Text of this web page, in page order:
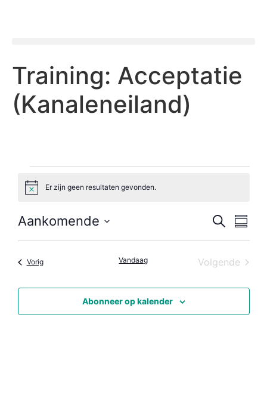
Training: Acceptatie
(Kanaleneiland)
BerichtEr zijn geen resultaten gevonden.
en
Zoeken
Aankomende
datum
VorigEvenementen Vandaag Volgende
Abonneer op kalender